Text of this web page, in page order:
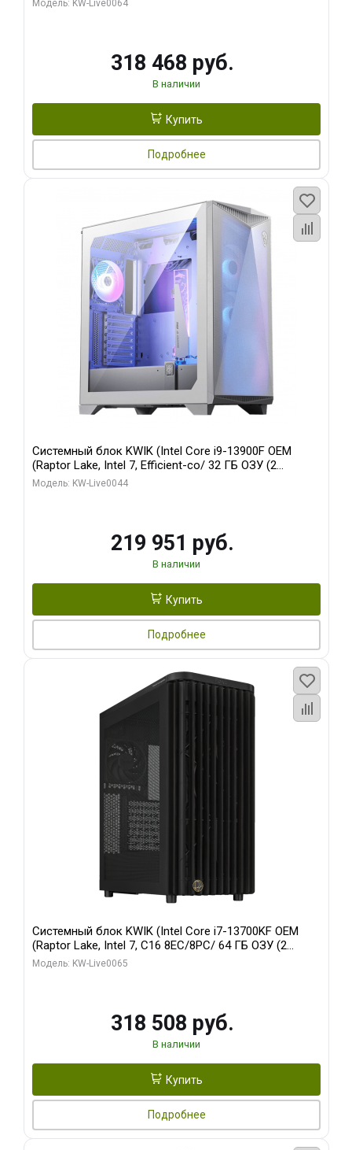
Модель: KW-Live0064
318 468 руб.
В наличии
Купить
Подробнее
Системный блок KWIK (Intel Core i9-13900F OEM
(Raptor Lake, Intel 7, Efficient-co/ 32 ГБ ОЗУ (2
модуля)/ Gigabyte RTX5070Ti AERO OC 16GB GDDR7
Модель: KW-Live0044
219 951 руб.
В наличии
Купить
Подробнее
Системный блок KWIK (Intel Core i7-13700KF OEM
(Raptor Lake, Intel 7, C16 8EC/8PC/ 64 ГБ ОЗУ (2
модуля)/ ASUS RTX5080 PROART OC 16GB GDDR7
Модель: KW-Live0065
318 508 руб.
В наличии
Купить
Подробнее